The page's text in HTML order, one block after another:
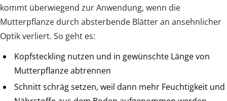
kommt überwiegend zur Anwendung, wenn die
Mutterpflanze durch absterbende Blätter an ansehnlicher
Optik verliert. So geht es:
Kopfsteckling nutzen und in gewünschte Länge von
Mutterpflanze abtrennen
Schnitt schräg setzen, weil dann mehr Feuchtigkeit und